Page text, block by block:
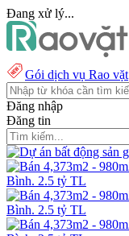
Đang xử lý...
Gói dịch vụ Rao vặt
Đăng nhập
Đăng tin